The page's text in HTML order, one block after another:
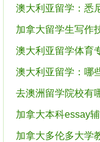
澳大利亚留学：悉
加拿大留学生写作
澳大利亚留学体育
澳大利亚留学：哪
去澳洲留学院校有
加拿大本科essay
加拿大多伦多大学